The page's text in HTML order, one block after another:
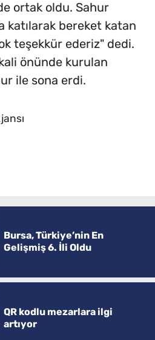
ortak oldu. Sahur
katılarak bereket katan
teşekkür ederiz" dedi.
önünde kurulan
ile sona erdi.
Bursa, Türkiye’nin En
Gelişmiş 6. İli Oldu
QR kodlu mezarlara ilgi
artıyor